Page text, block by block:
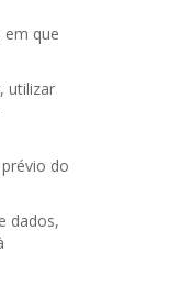
em que
utilizar
do
dados,